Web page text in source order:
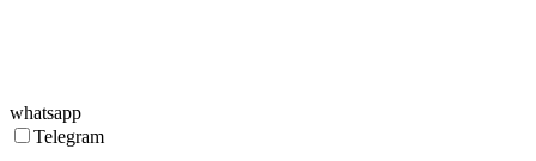
whatsapp
Telegram